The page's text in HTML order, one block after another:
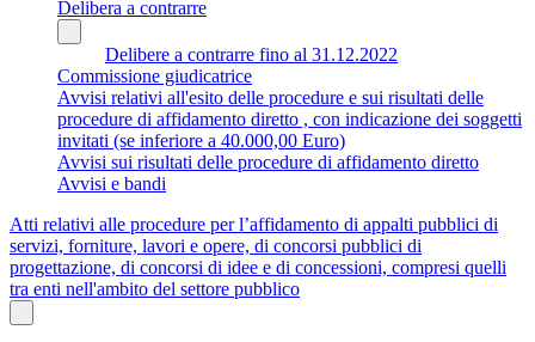
Delibera a contrarre
Delibere a contrarre fino al 31.12.2022
Commissione giudicatrice
Avvisi relativi all'esito delle procedure e sui risultati delle
procedure di affidamento diretto , con indicazione dei soggetti
invitati (se inferiore a 40.000,00 Euro)
Avvisi sui risultati delle procedure di affidamento diretto
Avvisi e bandi
Atti relativi alle procedure per l’affidamento di appalti pubblici di
servizi, forniture, lavori e opere, di concorsi pubblici di
progettazione, di concorsi di idee e di concessioni, compresi quelli
tra enti nell'ambito del settore pubblico